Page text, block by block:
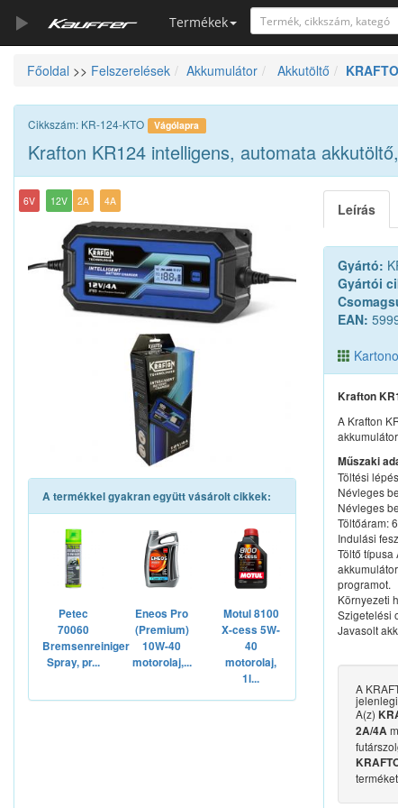
Termékek
Szerszámkatalógus
Kosár
Alkatrészek
Főoldal >> Felszerelések Akkumulátor Akkutöltő
Cikkszám: KR-124-KTO Vágólapra
Krafton KR124 intelligens, automata
6V 12V 2A 4A
A termékkel gyakran együtt vásárolt cikkek:
Petec
70060
Bremsenreiniger
Spray, pr...
Eneos Pro
(Premium)
10W-40
motorolaj,...
Motul 8100
X-cess 5W-
40
motorolaj,
1l...
Leírás
Gyártó:
Gyártói
EAN:
Krafton
A Krafton
Műszaki
Töltési
Névleges
Névleges
Töltőáram:
Indulási
Töltő típusa
programot.
Környezeti
Szigetelési
Javasolt
A
A(z)
2A/4A